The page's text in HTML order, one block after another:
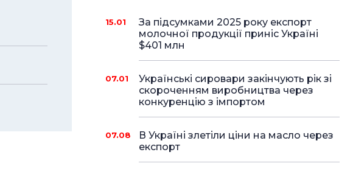
15.01
За підсумками 2025 року експорт
молочної продукції приніс Україні
$401 млн
07.01
Українські сировари закінчують рік зі
скороченням виробництва через
конкуренцію з імпортом
07.08
В Україні злетіли ціни на масло через
експорт